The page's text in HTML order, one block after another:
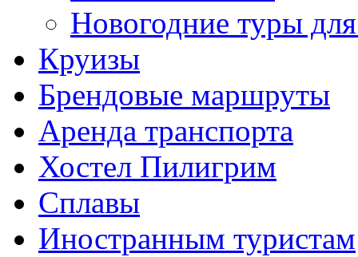
Новогодние туры
Круизы
Брендовые маршруты
Аренда транспорта
Хостел Пилигрим
Сплавы
Иностранным туристам